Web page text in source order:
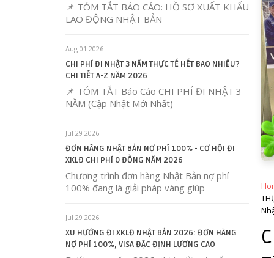
📌 TÓM TẮT BÁO CÁO: HỒ SƠ XUẤT KHẨU
LAO ĐỘNG NHẬT BẢN
Aug 01 2026
CHI PHÍ ĐI NHẬT 3 NĂM THỰC TẾ HẾT BAO NHIÊU?
CHI TIẾT A-Z NĂM 2026
📌 TÓM TẮT Báo Cáo CHI PHÍ ĐI NHẬT 3
NĂM (Cập Nhật Mới Nhất)
Jul 29 2026
ĐƠN HÀNG NHẬT BẢN NỢ PHÍ 100% - CƠ HỘI ĐI
XKLĐ CHI PHÍ 0 ĐỒNG NĂM 2026
Chương trình đơn hàng Nhật Bản nợ phí
100% đang là giải pháp vàng giúp
Jul 29 2026
XU HƯỚNG ĐI XKLĐ NHẬT BẢN 2026: ĐƠN HÀNG
NỢ PHÍ 100%, VISA ĐẶC ĐỊNH LƯƠNG CAO